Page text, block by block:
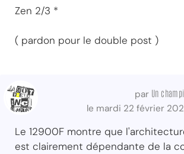
Zen 2/3 *
( pardon pour le double post )
par Un
le mardi 22 février
Le 12900F montre que
est clairement dépendante de la